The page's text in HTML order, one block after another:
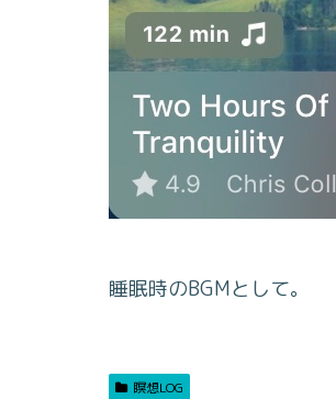
睡眠時のBGMとして。
瞑想LOG